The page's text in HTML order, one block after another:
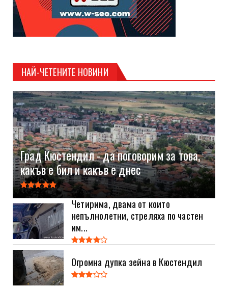
НАЙ-ЧЕТЕНИТЕ НОВИНИ
Град Кюстендил - да поговорим за това,
какъв е бил и какъв е днес
Четирима, двама от които
непълнолетни, стреляха по частен
им...
Огромна дупка зейна в Кюстендил